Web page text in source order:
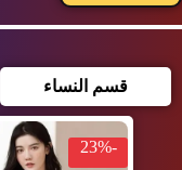
قسم النساء
-23%